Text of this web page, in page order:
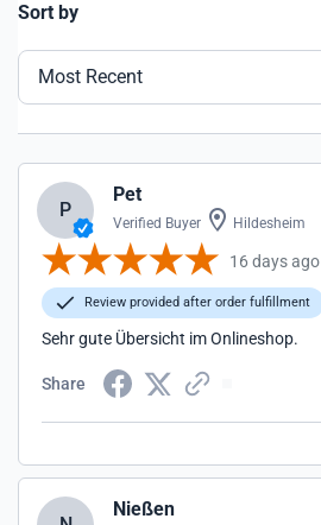
Sort by
Most Recent
P
Pet
Verified Buyer Hildesheim
16 days ago
Review provided after order fulfillment
Sehr gute Übersicht im Onlineshop.
Share
Nießen